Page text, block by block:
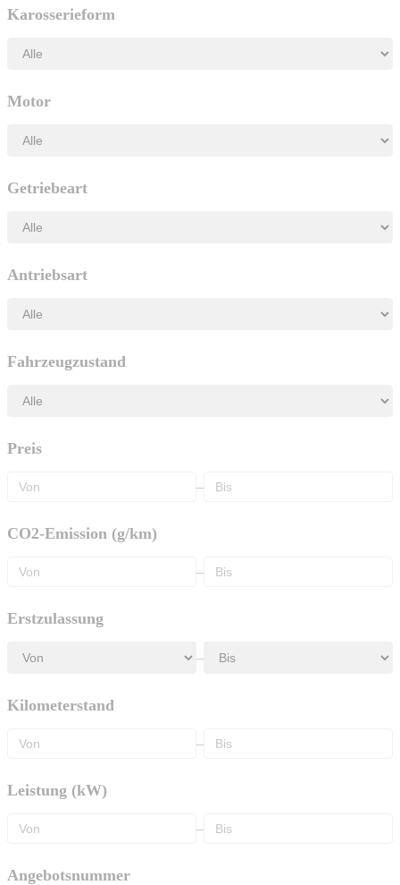
Karosserieform
Motor
Getriebeart
Antriebsart
Fahrzeugzustand
Preis
–
CO2-Emission (g/km)
–
Erstzulassung
–
Kilometerstand
–
Leistung (kW)
–
Angebotsnummer